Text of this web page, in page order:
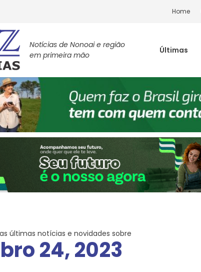
Home
Notícias de Nonoai e região
em primeira mão
Últimas
últimas notícias e novidades sobre
24, 2023